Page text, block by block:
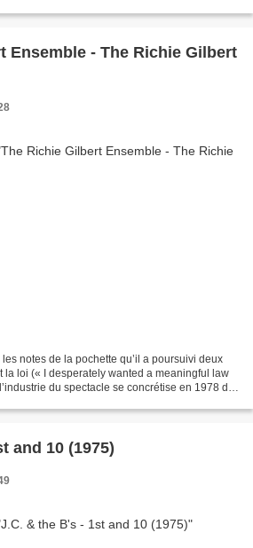
Ensemble - The Richie Gilbert
notes de la pochette qu’il a poursuivi deux
la loi (« I desperately wanted a meaningful law
du spectacle se concrétise en 1978 de
and 10 (1975)